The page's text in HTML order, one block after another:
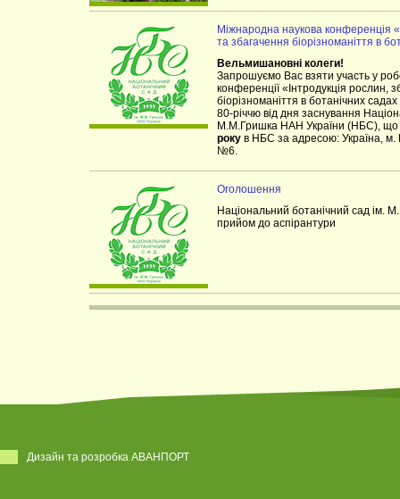
Міжнародна наукова конференція
та збагачення біорізноманіття в
Вельмишановні колеги!
Запрошуємо Вас взяти участь у
конференції «Інтродукція рослин,
біорізноманіття в ботанічних
80-річчю від дня заснування
М.М.Гришка НАН України (НБС), що
року в НБС за адресою: Україна, м.
№6.
Оголошення
Національний ботанічний сад ім.
прийом до аспірантури
Дизайн та розробка АВАНПОРТ